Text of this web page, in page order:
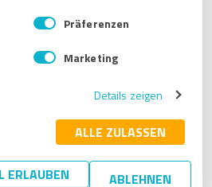
Präferenzen
Marketing
Details zeigen
ALLE ZULASSEN
ERLAUBEN ABLEHNEN